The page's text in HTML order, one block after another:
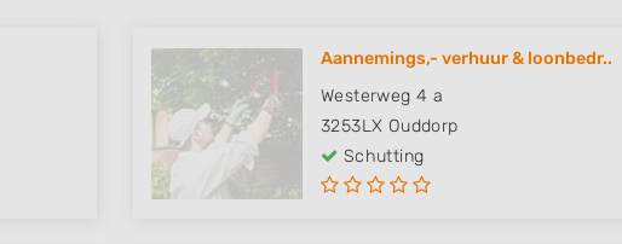
Aannemings,- verhuur & loonbedr..
Westerweg 4 a
3253LX Ouddorp
Schutting